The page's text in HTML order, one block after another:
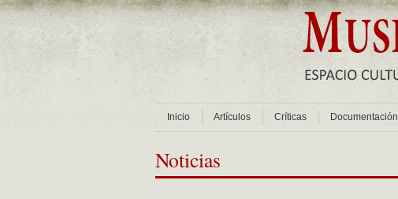
Inicio Artículos Críticas Documentación
Noticias